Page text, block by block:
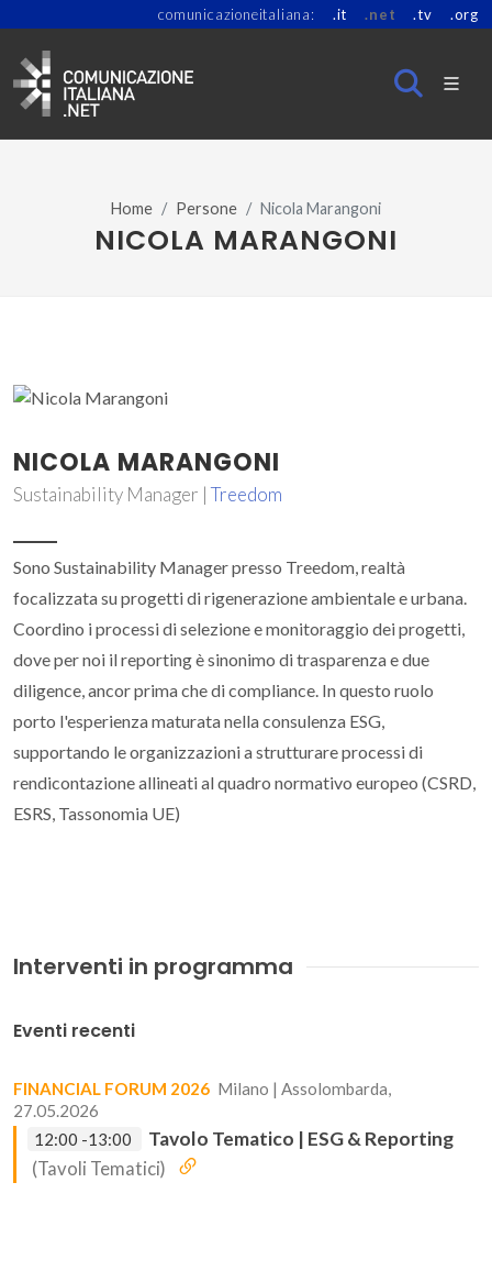
comunicazioneitaliana: .it .net .tv .org
Home Persone Nicola Marangoni
NICOLA MARANGONI
NICOLA MARANGONI
Sustainability Manager | Treedom
Sono Sustainability Manager presso Treedom, realtà
focalizzata su progetti di rigenerazione ambientale e urbana.
Coordino i processi di selezione e monitoraggio dei progetti,
dove per noi il reporting è sinonimo di trasparenza e due
diligence, ancor prima che di compliance. In questo ruolo
porto l'esperienza maturata nella consulenza ESG,
supportando le organizzazioni a strutturare processi di
rendicontazione allineati al quadro normativo europeo (CSRD,
ESRS, Tassonomia UE)
Interventi in programma
Eventi recenti
FINANCIAL FORUM 2026 Milano | Assolombarda,
27.05.2026
12:00 -13:00
Tavolo Tematico | ESG & Reporting
(Tavoli Tematici)